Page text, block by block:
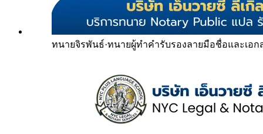
ทนายจิรพันธ์·ทนายผู้ทำคำรับรองลายมือชื่อและเอก